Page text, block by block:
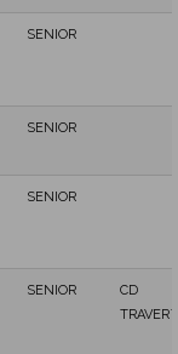
SENIOR
SENIOR
SENIOR
SENIOR
CD